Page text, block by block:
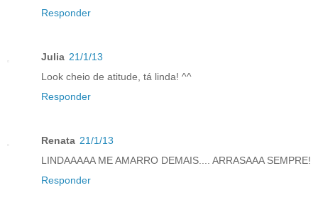
Responder
Julia 21/1/13
Look cheio de atitude, tá linda! ^^
Responder
Renata 21/1/13
LINDAAAAA ME AMARRO DEMAIS.... ARRASAAA SEMPRE!
Responder